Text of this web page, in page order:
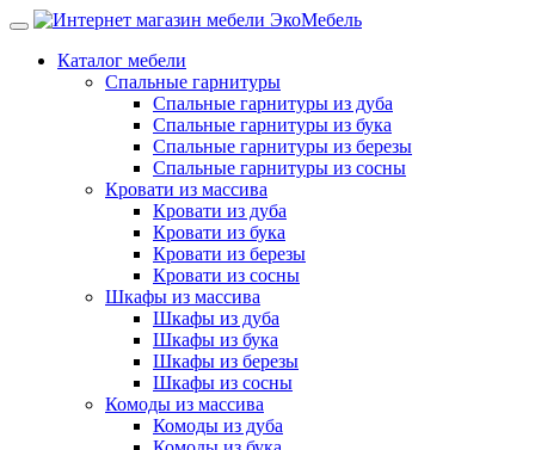
Каталог мебели
Спальные гарнитуры
Спальные гарнитуры из дуба
Спальные гарнитуры из бука
Спальные гарнитуры из березы
Спальные гарнитуры из сосны
Кровати из массива
Кровати из дуба
Кровати из бука
Кровати из березы
Кровати из сосны
Шкафы из массива
Шкафы из дуба
Шкафы из бука
Шкафы из березы
Шкафы из сосны
Комоды из массива
Комоды из дуба